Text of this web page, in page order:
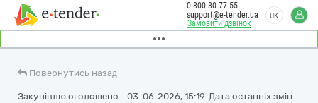
Замовити дзвінок
0 800 30 77 55
support@e-tender.ua
UK
Повернутись назад
Закупівлю оголошено - 03-06-2026, 15:19. Дата останніх змін -